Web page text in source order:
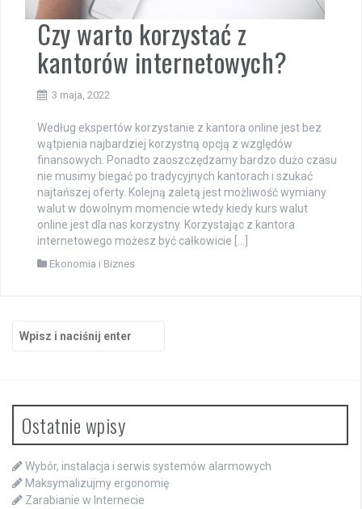
Czy warto korzystać z
kantorów internetowych?
3 maja, 2022
Według ekspertów korzystanie z kantora online jest bez
wątpienia najbardziej korzystną opcją z względów
finansowych. Ponadto zaoszczędzamy bardzo dużo czasu
nie musimy biegać po tradycyjnych kantorach i szukać
najtańszej oferty. Kolejną zaletą jest możliwość wymiany
walut w dowolnym momencie wtedy kiedy kurs walut
online jest dla nas korzystny. Korzystając z kantora
internetowego możesz być całkowicie […]
Ekonomia i Biznes
Ostatnie wpisy
Wybór, instalacja i serwis systemów alarmowych
Maksymalizujmy ergonomię
Zarabianie w Internecie